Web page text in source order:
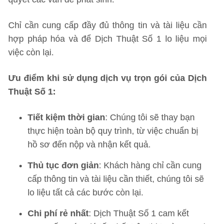
Chỉ cần cung cấp đầy đủ thông tin và tài liệu cần
hợp pháp hóa và để Dịch Thuật Số 1 lo liệu mọi
việc còn lại.
Ưu điểm khi sử dụng dịch vụ trọn gói của Dịch
Thuật Số 1:
Tiết kiệm thời gian: Chúng tôi sẽ thay bạn
thực hiện toàn bộ quy trình, từ việc chuẩn bị
hồ sơ đến nộp và nhận kết quả.
Thủ tục đơn giản: Khách hàng chỉ cần cung
cấp thông tin và tài liệu cần thiết, chúng tôi sẽ
lo liệu tất cả các bước còn lại.
Chi phí rẻ nhất: Dịch Thuật Số 1 cam kết